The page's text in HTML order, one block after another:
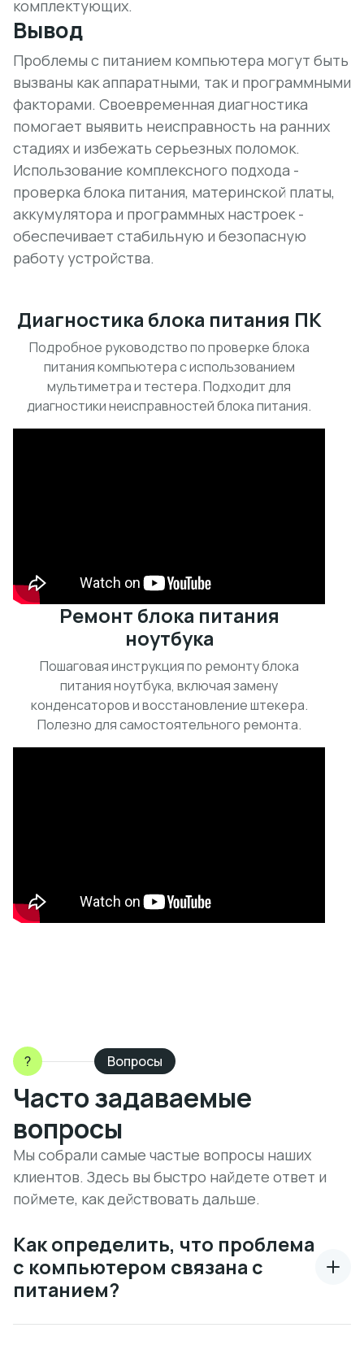
комплектующих.
Вывод
Проблемы с питанием компьютера могут быть
вызваны как аппаратными, так и программными
факторами. Своевременная диагностика
помогает выявить неисправность на ранних
стадиях и избежать серьезных поломок.
Использование комплексного подхода -
проверка блока питания, материнской платы,
аккумулятора и программных настроек -
обеспечивает стабильную и безопасную
работу устройства.
Диагностика блока питания ПК
Подробное руководство по проверке блока
питания компьютера с использованием
мультиметра и тестера. Подходит для
диагностики неисправностей блока питания.
Ремонт блока питания
ноутбука
Пошаговая инструкция по ремонту блока
питания ноутбука, включая замену
конденсаторов и восстановление штекера.
Полезно для самостоятельного ремонта.
? Вопросы
Часто задаваемые
вопросы
Мы собрали самые частые вопросы наших
клиентов. Здесь вы быстро найдете ответ и
поймете, как действовать дальше.
Как определить, что проблема
с компьютером связана с
питанием?